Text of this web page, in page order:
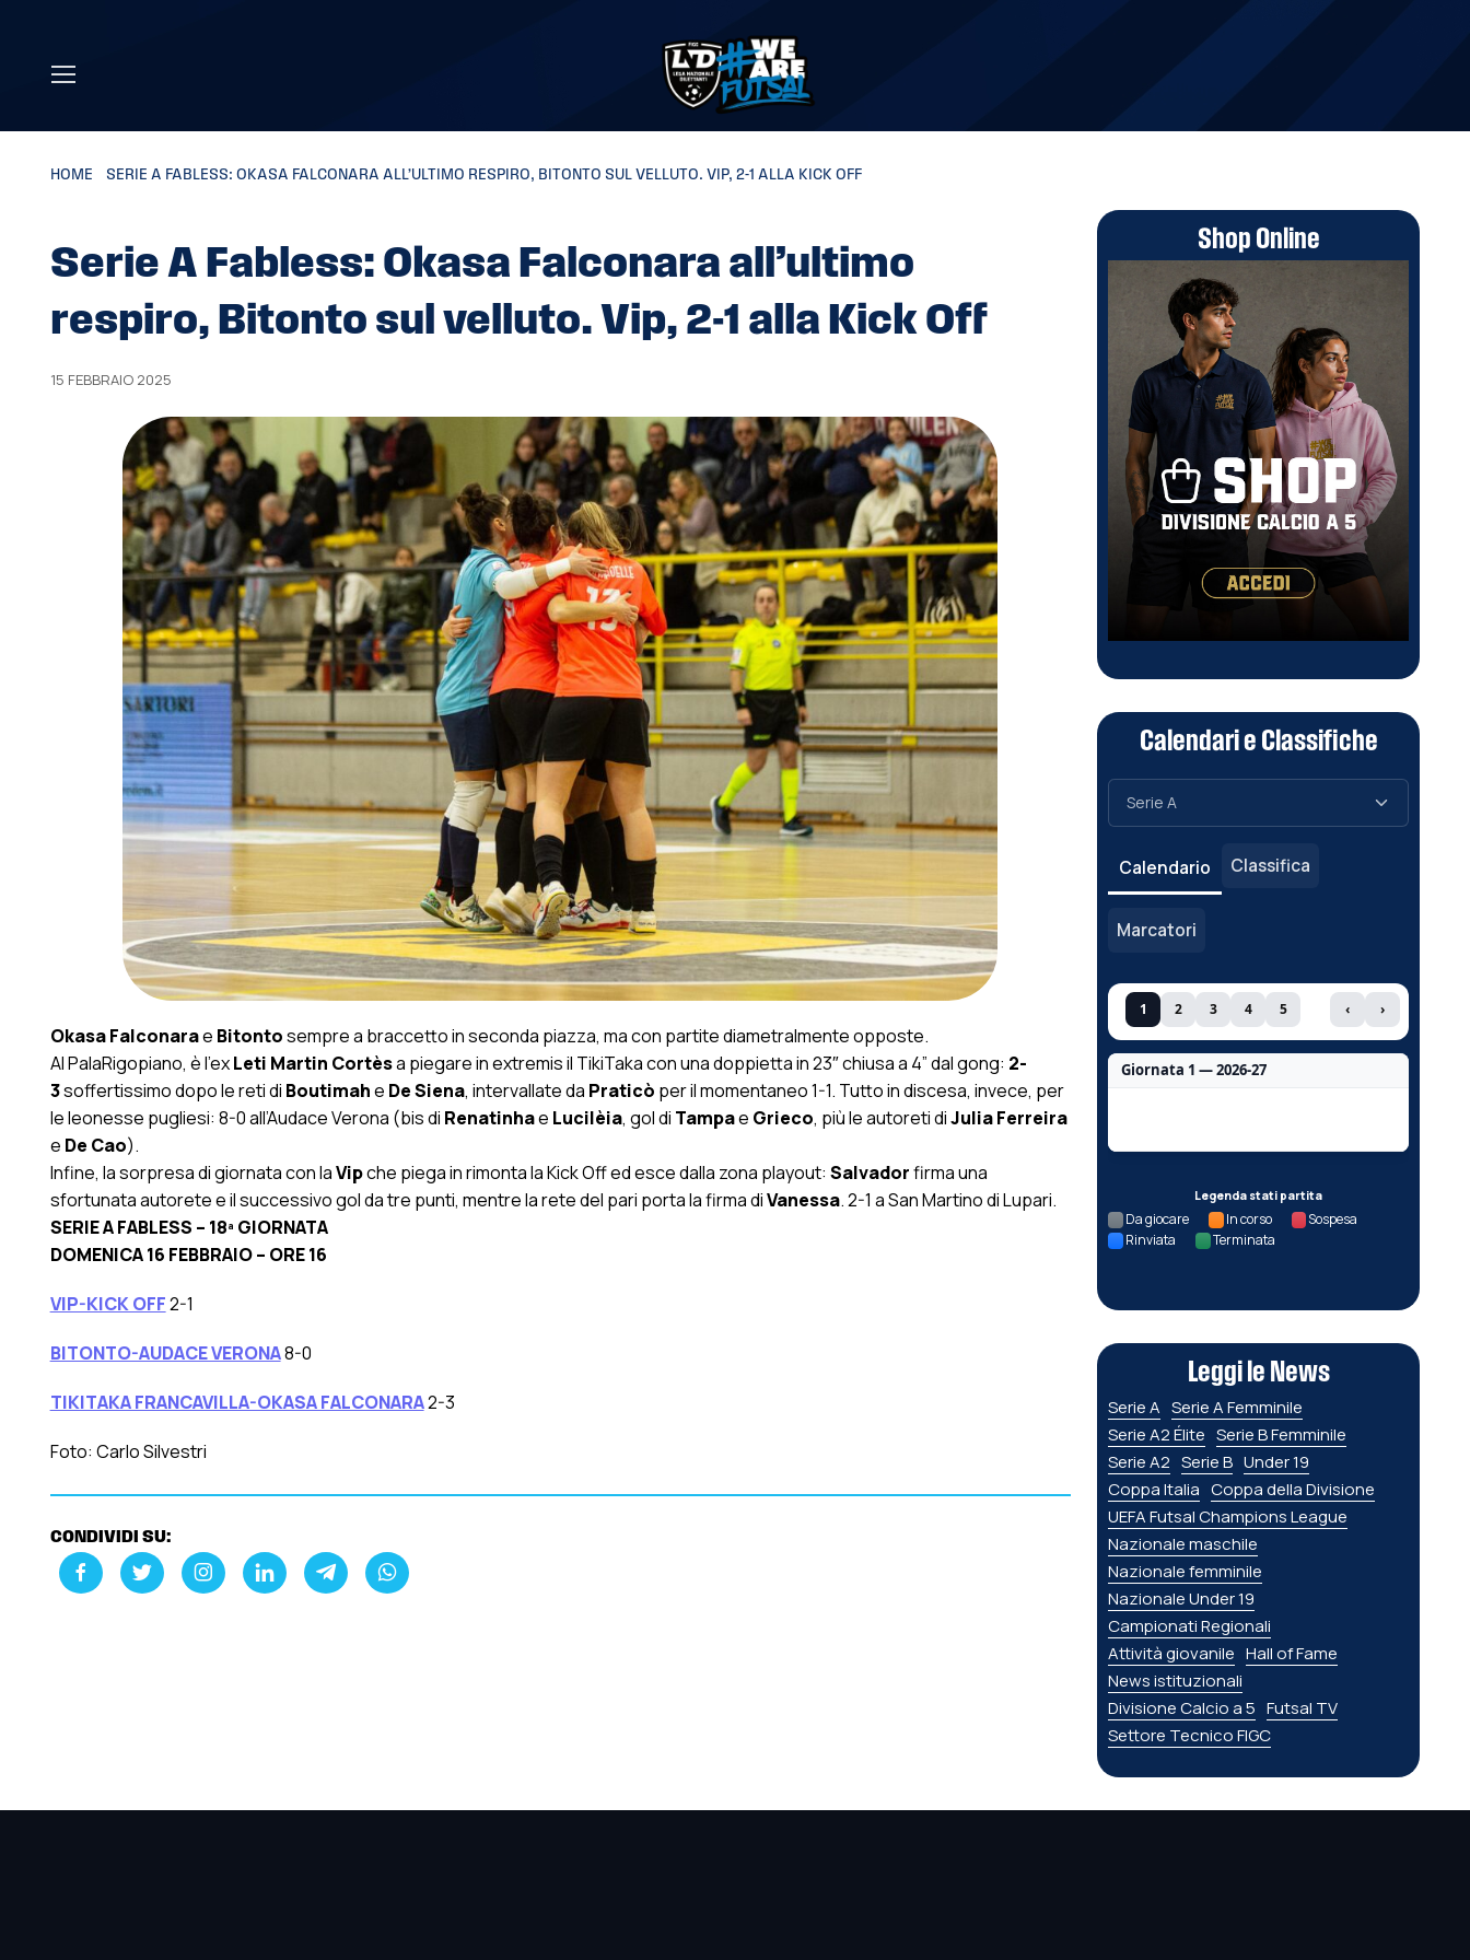
HOME SERIE A FABLESS: OKASA FALCONARA ALL’ULTIMO RESPIRO, BITONTO SUL VELLUTO. VIP, 2-1 ALLA KICK OFF
Serie A Fabless: Okasa Falconara all’ultimo
respiro, Bitonto sul velluto. Vip, 2-1 alla Kick Off
15 FEBBRAIO 2025
Okasa Falconarae Bitontosempre a braccetto in seconda piazza, ma con partite diametralmente opposte.
Al PalaRigopiano, è l’exLeti Martin Cortèsa piegare in extremis il TikiTaka con una doppietta in 23″ chiusa a 4” dal gong: 2-
3soffertissimo dopo le reti di Boutimahe De Siena, intervallate da Praticò per il momentaneo 1-1. Tutto in discesa, invece, per
le leonesse pugliesi: 8-0 all’Audace Verona (bis di Renatinhae Lucilèia, gol di Tampae Grieco, più le autoreti diJulia Ferreira
e De Cao).
Infine, la sorpresa di giornata con laVipche piega in rimonta la Kick Off ed esce dalla zona playout: Salvadorfirma una
sfortunata autorete e il successivo gol da tre punti, mentre la rete del pari porta la firma diVanessa. 2-1 a San Martino di Lupari.
SERIE A FABLESS – 18ª GIORNATA
DOMENICA 16 FEBBRAIO – ORE 16
VIP-KICK OFF2-1
BITONTO-AUDACE VERONA8-0
TIKITAKA FRANCAVILLA-OKASA FALCONARA2-3
Foto: Carlo Silvestri
CONDIVIDI SU:
Shop Online
Calendari e Classifiche
Calendario Classifica
Marcatori
1 2 3 4 5 ‹ ›
Giornata 1 — 2026-27
Legenda stati partita
Da giocare In corso
Sospesa
Rinviata
Terminata
Leggi le News
Serie A Serie A Femminile
Serie A2 Élite Serie B Femminile
Serie A2 Serie B Under 19
Coppa Italia Coppa della Divisione
UEFA Futsal Champions League
Nazionale maschile
Nazionale femminile
Nazionale Under 19
Campionati Regionali
Attività giovanile Hall of Fame
News istituzionali
Divisione Calcio a 5 Futsal TV
Settore Tecnico FIGC